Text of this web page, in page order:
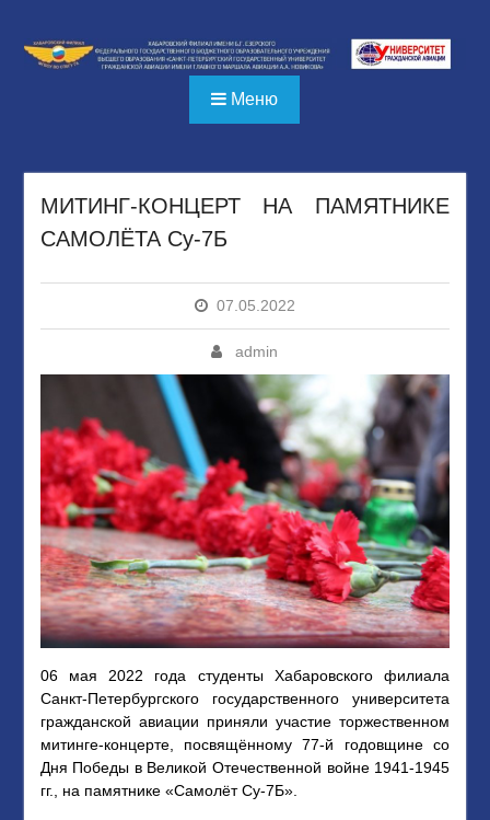
содержимому
Меню
МИТИНГ-КОНЦЕРТ НА ПАМЯТНИКЕ
САМОЛЁТА Су-7Б
07.05.2022
admin
06 мая 2022 года студенты Хабаровского филиала
Санкт-Петербургского государственного университета
гражданской авиации приняли участие торжественном
митинге-концерте, посвящённому 77-й годовщине со
Дня Победы в Великой Отечественной войне 1941-1945
гг., на памятнике «Самолёт Су-7Б».